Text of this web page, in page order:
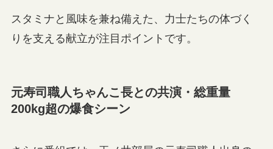
スタミナと風味を兼ね備えた、力士たちの体づく
りを支える献立が注目ポイントです。
元寿司職人ちゃんこ長との共演・総重量
200kg超の爆食シーン